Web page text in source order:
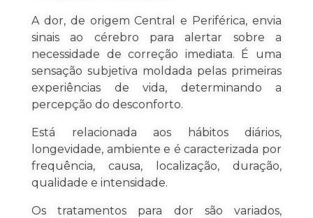
A dor, de origem Central e Periférica, envia
sinais ao cérebro para alertar sobre a
necessidade de correção imediata. É uma
sensação subjetiva moldada pelas primeiras
experiências de vida, determinando a
percepção do desconforto.
Está relacionada aos hábitos diários,
longevidade, ambiente e é caracterizada por
frequência, causa, localização, duração,
qualidade e intensidade.
Os tratamentos para dor são variados,